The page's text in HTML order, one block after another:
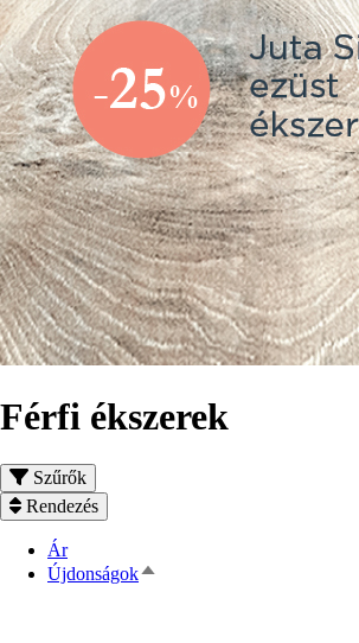
Férfi ékszerek
Szűrők
Rendezés
Ár
ÚjdonságokCsökkenő